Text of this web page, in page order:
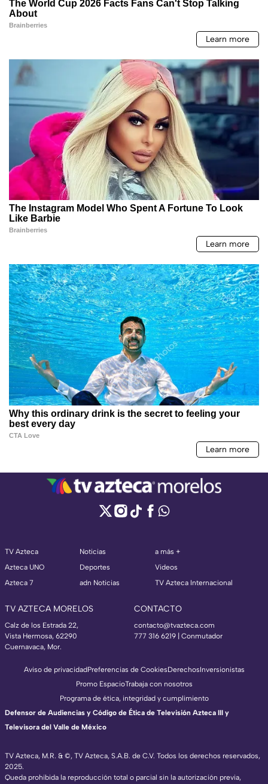
TV Azteca
Azteca UNO
Azteca 7
Noticias
Deportes
adn Noticias
a más +
Videos
TV Azteca Internacional
TV AZTECA MORELOS
Calz de los Estrada 22,
Vista Hermosa, 62290
Cuernavaca, Mor.
CONTACTO
contacto@tvazteca.com
777 316 6219 | Conmutador
TV Azteca, M.R. & ©, TV Azteca, S.A.B. de C.V. Todos los derechos reservados,
2025.
Queda prohibida la reproducción total o parcial sin la autorización previa,
Aviso de privacidadPreferencias de CookiesDerechosInversionistas
Promo EspacioTrabaja con nosotros
Programa de ética, integridad y cumplimiento
Defensor de Audiencias y Código de Ética de Televisión Azteca III y
Televisora del Valle de México